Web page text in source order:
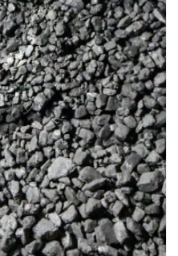
opcjonalne.
Są
potrzebne
do działania
serwisu.
Statystyki
In order for
us to
improve
the
website's
functionality
and
structure,
based on